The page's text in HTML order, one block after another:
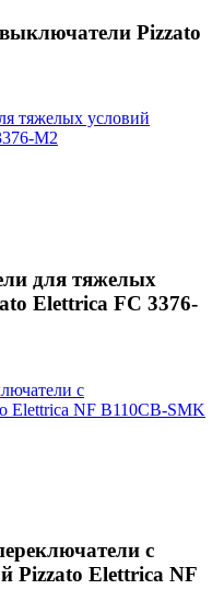
Pizzato
для тяжелых
Elettrica FC 3376-
с
Pizzato Elettrica NF